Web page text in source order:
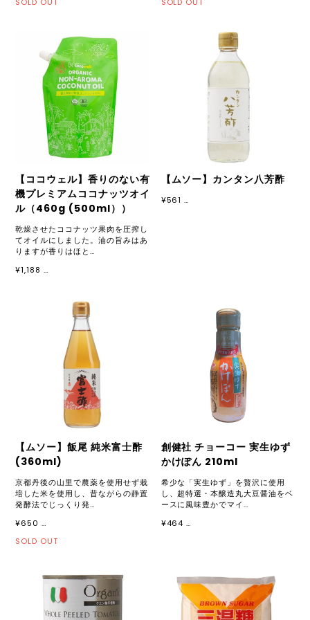
SOLD OUT SOLD OUT
【ココウェル】香りのない有
機プレミアムココナッツオイ
ル（460g (500ml））
乾燥させたココナッツ果肉を圧搾し
てオイルにしました。油の旨みはあ
りますが香りはほと…
¥1,188 …
【ムソー】カンタン八芳酢
¥561 …
【ムソー】飯尾 純米富士酢
(360ml)
京都丹後の山里で農薬を使用せず栽
培した米を使用し、昔ながらの静置
発酵法でじっくり発…
¥650 …
SOLD OUT
創健社 チョーコー 実生ゆず
かけぽん 210ml
希少な「実生ゆず」を贅沢に使用
し、超特選・本醸造丸大豆醤油をベ
ースに風味豊かでマイ…
¥464 …